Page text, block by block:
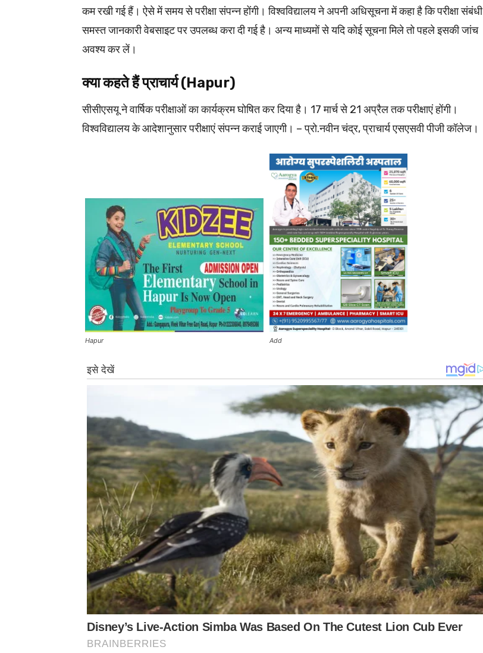
कम रखी गई हैं। ऐसे में समय से परीक्षा संपन्न होंगी। विश्वविद्यालय ने अपनी अधिसूचना में कहा है कि परीक्षा संबंधी
समस्त जानकारी वेबसाइट पर उपलब्ध करा दी गई है। अन्य माध्यमों से यदि कोई सूचना मिले तो पहले इसकी जांच
अवश्य कर लें।
क्या कहते हैं प्राचार्य (Hapur)
सीसीएसयू ने वार्षिक परीक्षाओं का कार्यक्रम घोषित कर दिया है। 17 मार्च से 21 अप्रैल तक परीक्षाएं होंगी।
विश्वविद्यालय के आदेशानुसार परीक्षाएं संपन्न कराई जाएगी। – प्रो.नवीन चंद्र, प्राचार्य एसएसवी पीजी कॉलेज।
Hapur Add